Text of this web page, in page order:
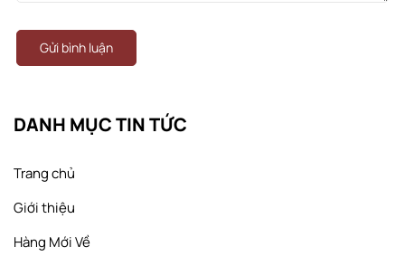
DANH MỤC TIN TỨC
Trang chủ
Giới thiệu
Hàng Mới Về
Gửi bình luận